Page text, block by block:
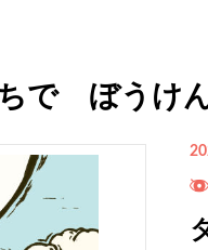
で ぼうけ